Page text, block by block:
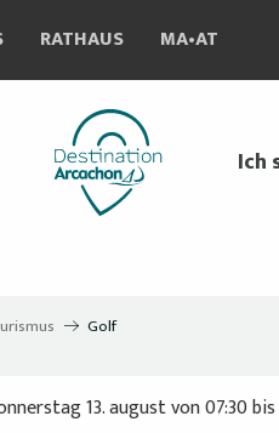
RATHAUS MA•AT
Ich
Golf
13. august von 07:30